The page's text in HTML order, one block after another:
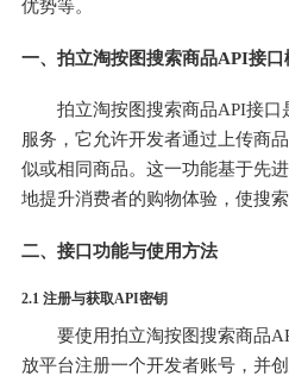
优势等。
一、拍立淘按图搜索商品API接口
拍立淘按图搜索商品API接
服务，它允许开发者通过上传商
似或相同商品。这一功能基于先
地提升消费者的购物体验，使搜
二、接口功能与使用方法
2.1 注册与获取API密钥
要使用拍立淘按图搜索商品
放平台注册一个开发者账号，并